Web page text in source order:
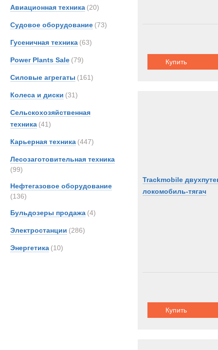
Авиационная техника (20)
Судовое оборудование (73)
Гусеничная техника (63)
Power Plants Sale (79)
Силовые агрегаты (161)
Колеса и диски (31)
Сельскохозяйственная
техника (41)
Карьерная техника (447)
Лесозаготовительная техника
(99)
Нефтегазовое оборудование
(136)
Бульдозеры продажа (4)
Электростанции (286)
Энергетика (10)
Купить
Trackmobile
локомобиль-тягач
Купить